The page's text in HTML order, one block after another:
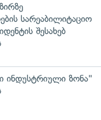
სარეაბილიტაციო
შესახებ
ინდუსტრიული ზონა"